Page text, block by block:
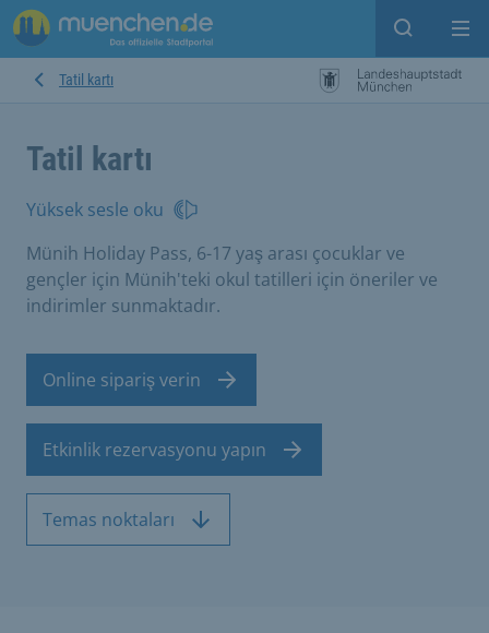
Open
Tatil kartı
Tatil kartı
Yüksek sesle oku
Münih Holiday Pass, 6-17 yaş arası çocuklar ve
gençler için Münih'teki okul tatilleri için öneriler ve
indirimler sunmaktadır.
Online sipariş verin
Etkinlik rezervasyonu yapın
Temas noktaları